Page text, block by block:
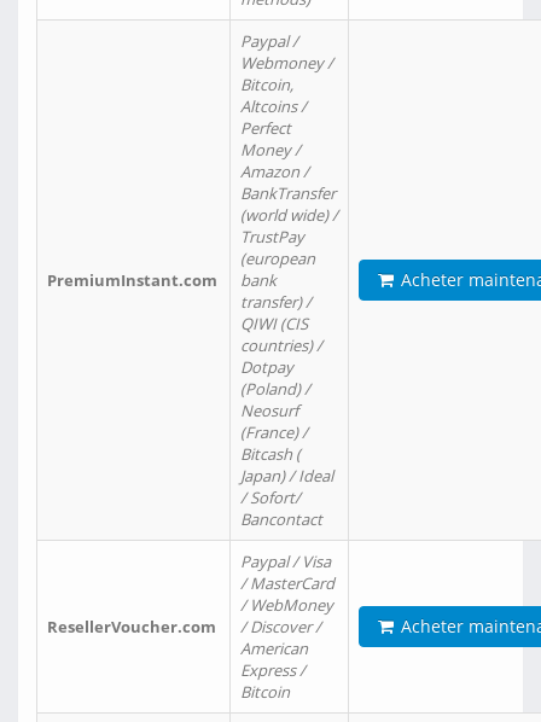
PremiumInstant.com
Paypal /
Webmoney /
Bitcoin,
Altcoins /
Perfect
Money /
Amazon /
BankTransfer
(world wide) /
TrustPay
(european
bank
transfer) /
QIWI (CIS
countries) /
Dotpay
(Poland) /
Neosurf
(France) /
Bitcash (
Japan) / Ideal
/ Sofort/
Bancontact
Acheter
ResellerVoucher.com
Paypal / Visa
/ MasterCard
/ WebMoney
/ Discover /
American
Express /
Bitcoin
Acheter